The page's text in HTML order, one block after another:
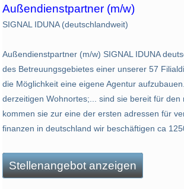
Außendienstpartner (m/w)
SIGNAL IDUNA (deutschlandweit)
Außendienstpartner (m/w) SIGNAL IDUNA
des Betreuungsgebietes einer unserer 57
die Möglichkeit eine eigene Agentur
derzeitigen Wohnortes;... sind sie bereit für den
kommen sie zur eine der ersten adressen für
finanzen in deutschland wir beschäftigen ca
Stellenangebot anzeigen